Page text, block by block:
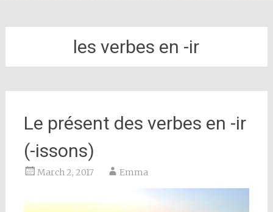
les verbes en -ir
Le présent des verbes en -ir
(-issons)
March 2, 2017 Emma